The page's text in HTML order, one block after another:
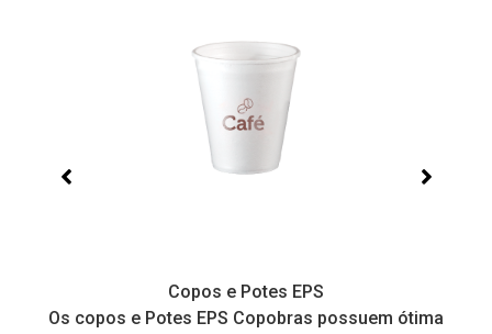
Copos e Potes EPS
Os copos e Potes EPS Copobras possuem ótima